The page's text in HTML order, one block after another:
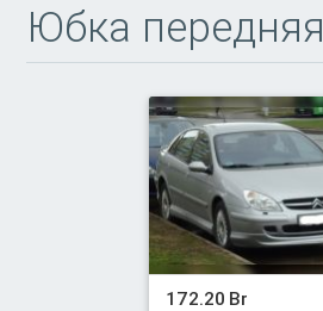
Юбка передняя
172.20 Br